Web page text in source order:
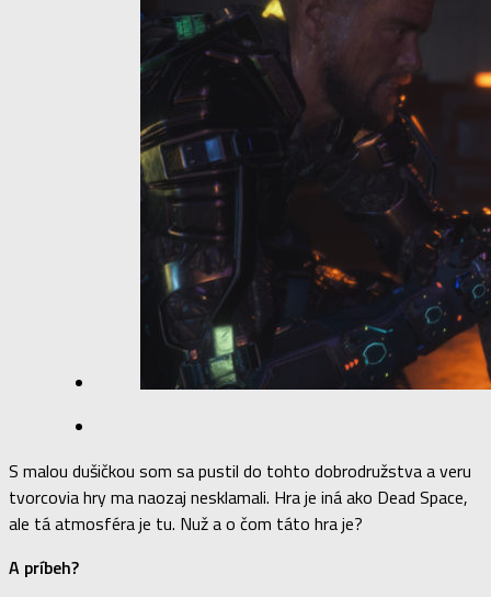
S malou dušičkou som sa pustil do tohto dobrodružstva a veru
tvorcovia hry ma naozaj nesklamali. Hra je iná ako Dead Space,
ale tá atmosféra je tu. Nuž a o čom táto hra je?
A príbeh?